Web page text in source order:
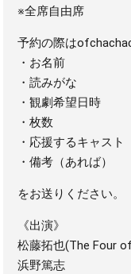
※全席自由席
予約の際は
・お名前
・読みがな
・観劇希望日時
・枚数
・応援するキャスト
・備考（あれば）
をお送りください。
《出演》
松藤拓也(The Four
浜野篤志